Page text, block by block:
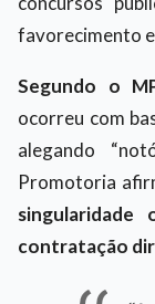
favorecimento
Segundo o
ocorreu com
alegando
Promotoria
singularidade
contratação